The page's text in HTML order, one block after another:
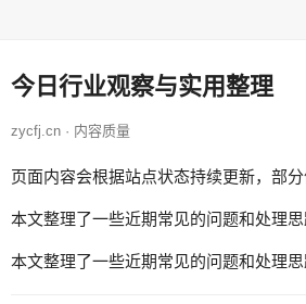
今日行业观察与实用整理
zycfj.cn · 内容质量
页面内容会根据站点状态持续更新，部
本文整理了一些近期常见的问题和处理
本文整理了一些近期常见的问题和处理